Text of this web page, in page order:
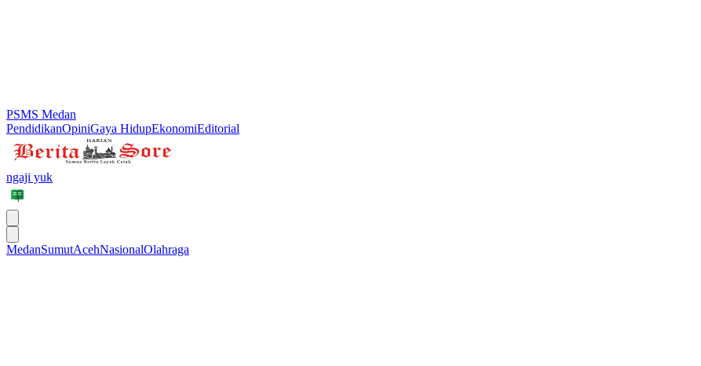
PSMS Medan
PendidikanOpiniGaya HidupEkonomiEditorial
ngaji yuk
MedanSumutAcehNasionalOlahraga